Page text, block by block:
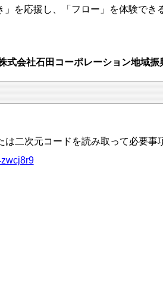
を応援し、「フロー」を体験でき
会社石田コーポレーション地域振
は二次元コードを読み取って必要事